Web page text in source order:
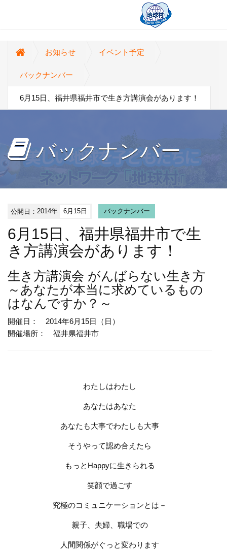
お知らせ イベント予定
バックナンバー
6月15日、福井県福井市で生き方講演会があります！
バックナンバー
公開日：2014年 6月15日 バックナンバー
6月15日、福井県福井市で生
き方講演会があります！
生き方講演会 がんばらない生き方
～あなたが本当に求めているもの
はなんですか？～
開催日： 2014年6月15日（日）
開催場所： 福井県福井市
わたしはわたし
あなたはあなた
あなたも大事でわたしも大事
そうやって認め合えたら
もっとHappyに生きられる
笑顔で過ごす
究極のコミュニケーションとは－
親子、夫婦、職場での
人間関係がぐっと変わります